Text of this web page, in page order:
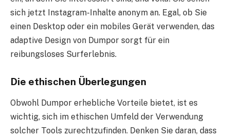
sich jetzt Instagram-Inhalte anonym an. Egal, ob Sie
einen Desktop oder ein mobiles Gerät verwenden, das
adaptive Design von Dumpor sorgt für ein
reibungsloses Surferlebnis.
Die ethischen Überlegungen
Obwohl Dumpor erhebliche Vorteile bietet, ist es
wichtig, sich im ethischen Umfeld der Verwendung
solcher Tools zurechtzufinden. Denken Sie daran, dass